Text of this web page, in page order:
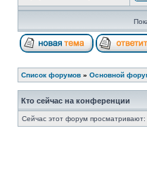
Список форумов » Основной
Кто сейчас на конференции
Сейчас этот форум просматривают: